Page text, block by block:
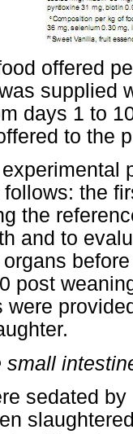
offered
supplied
days 1 to
to the
the
the
and to
post
were
small
sedated